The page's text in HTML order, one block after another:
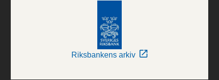
Riksbankens arkiv